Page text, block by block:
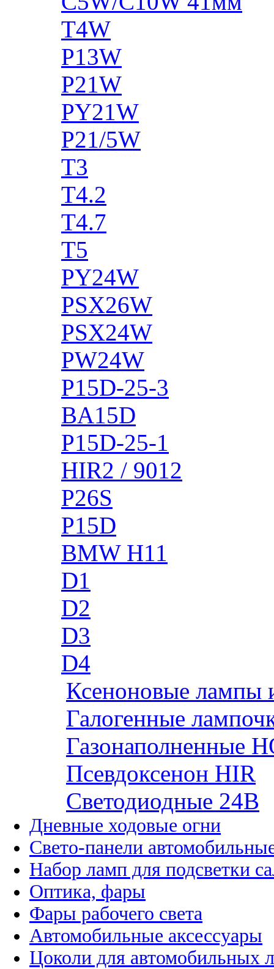
T4W
P13W
P21W
PY21W
P21/5W
T3
T4.2
T4.7
T5
PY24W
PSX26W
PSX24W
PW24W
P15D-25-3
BA15D
P15D-25-1
HIR2 / 9012
P26S
P15D
BMW H11
D1
D2
D3
D4
Ксеноновые лампы
Галогенные
Газонаполненные
Псевдоксенон HIR
Cветодиодные 24B
Дневные ходовые огни
Свето-панели
Набор ламп для подсветки
Оптика, фары
Фары рабочего света
Автомобильные аксессуары
Цоколи для автомобильных